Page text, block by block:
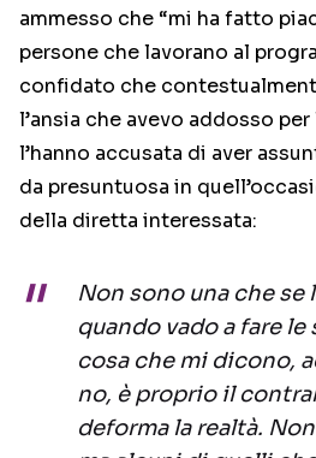
ammesso che “mi ha fatto
persone che lavorano al
confidato che
l’ansia che avevo addosso per
l’hanno accusata di aver
da presuntuosa in
della diretta interessata:
Non sono una che se
quando vado a fare le
cosa che mi dicono,
no, è proprio il
deforma la realtà.